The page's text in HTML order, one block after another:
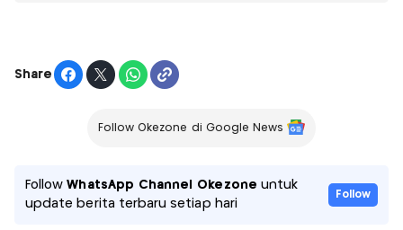
Share
Follow Okezone di Google News
FollowWhatsApp Channel Okezone untuk
update berita terbaru setiap hari
Follow